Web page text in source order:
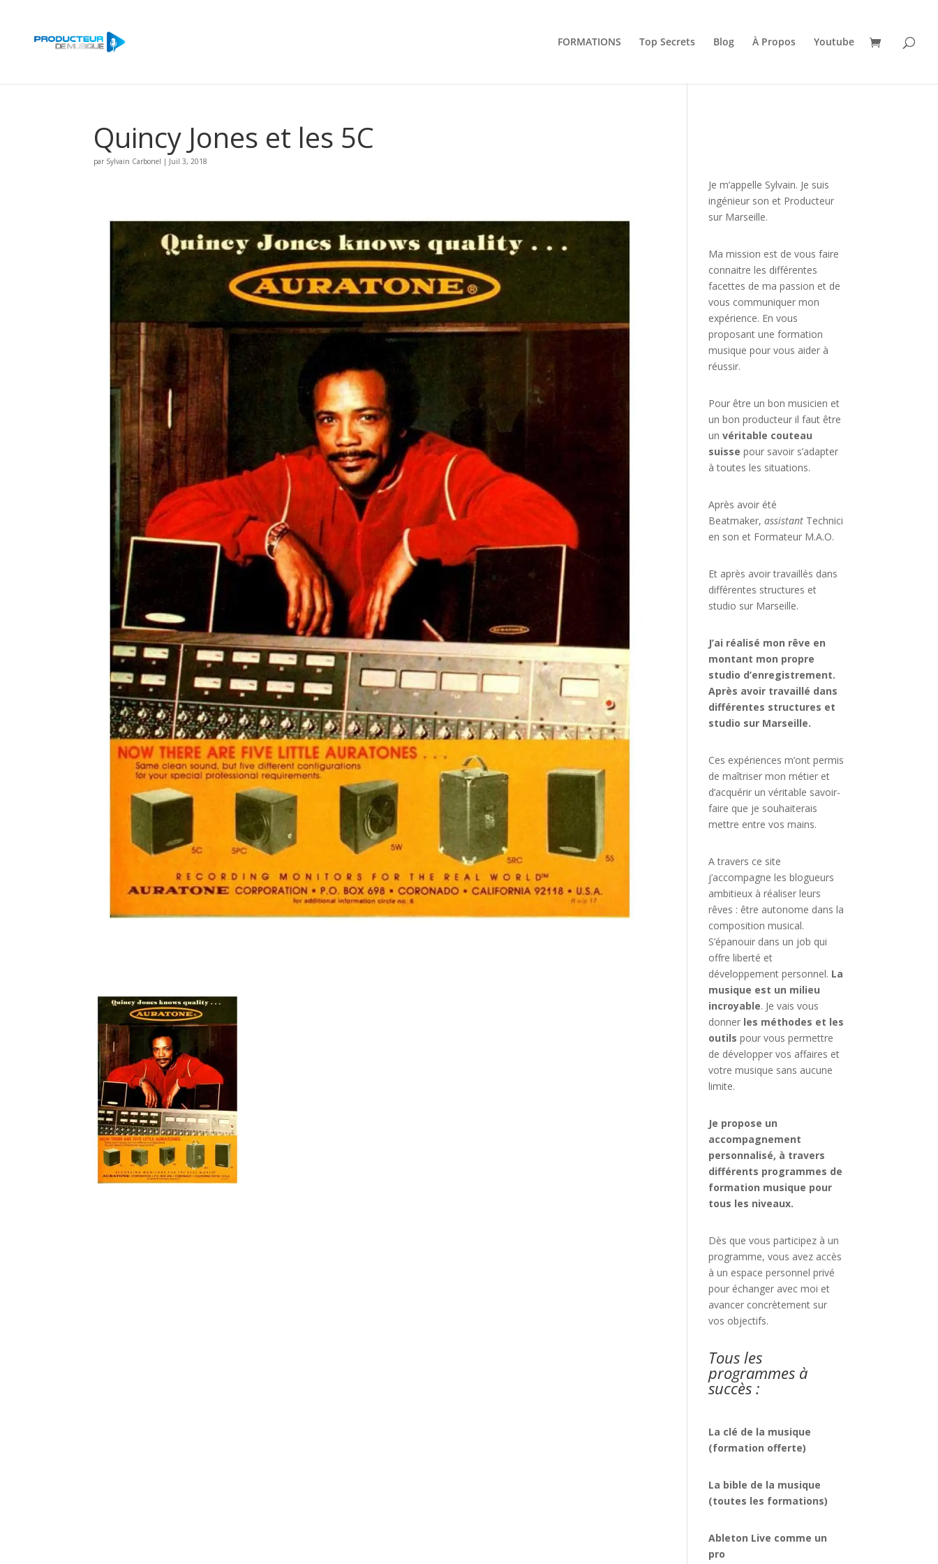
FORMATIONS Top Secrets Blog À Propos Youtube
Quincy Jones et les 5C
par Sylvain Carbonel | Juil 3, 2018
Je m’appelle Sylvain. Je suis
ingénieur son et Producteur
sur Marseille.
Ma mission est de vous faire
connaitre les différentes
facettes dema passion et de
vous communiquer mon
expérience. En vous
proposant une formation
musique pour vous aider à
réussir.
Pour être un bon musicien et
un bon producteur il faut être
unvéritable couteau
suisse pour savoir s’adapter
à toutes les situations.
Après avoir été
Beatmaker,assistant Technici
en son et Formateur M.A.O.
Et après avoir travaillés dans
différentes structures et
studio sur Marseille.
J’ai réalisé mon rêve en
montant mon propre
studio d’enregistrement.
Après avoir travaillé dans
différentes structures et
studio sur Marseille.
Ces expériences m’ont permis
de maîtriser mon métier et
d’acquérir un véritable savoir-
faire que je souhaiterais
mettre entre vos mains.
A travers ce site
j’accompagne les blogueurs
ambitieux à réaliser leurs
rêves : être autonome dans la
composition musical.
S’épanouir dans un job qui
offre liberté et
développement personnel. La
musique est un milieu
incroyable. Je vais vous
donner les méthodes et les
outils pour vous permettre
de développer vos affaires et
votre musique sans aucune
limite.
Je propose un
accompagnement
personnalisé, à travers
différents programmes de
formation musique pour
tous les niveaux.
Dès que vous participez à un
programme, vous avez accès
à un espace personnel privé
pour échanger avec moi et
avancer concrètement sur
vos objectifs.
Tous les
programmes à
succès :
La clé de la musique
(formation offerte)
La bible de la musique
(toutes les formations)
Ableton Live comme un
pro